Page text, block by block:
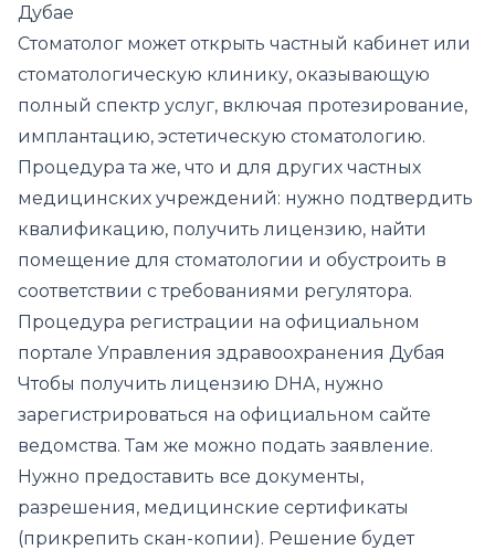
Дубае
Стоматолог может открыть частный кабинет или
стоматологическую клинику, оказывающую
полный спектр услуг, включая протезирование,
имплантацию, эстетическую стоматологию.
Процедура та же, что и для других частных
медицинских учреждений: нужно подтвердить
квалификацию, получить лицензию, найти
помещение для стоматологии и обустроить в
соответствии с требованиями регулятора.
Процедура регистрации на официальном
портале Управления здравоохранения Дубая
Чтобы получить лицензию DHA, нужно
зарегистрироваться на официальном сайте
ведомства. Там же можно подать заявление.
Нужно предоставить все документы,
разрешения, медицинские сертификаты
(прикрепить скан-копии). Решение будет